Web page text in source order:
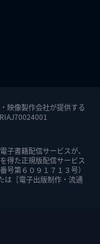
映像製作会社が提供する
子書籍配信サービスが、
得た正規版配信サービス
号第６０９１７１３号）
は［電子出版制作・流通